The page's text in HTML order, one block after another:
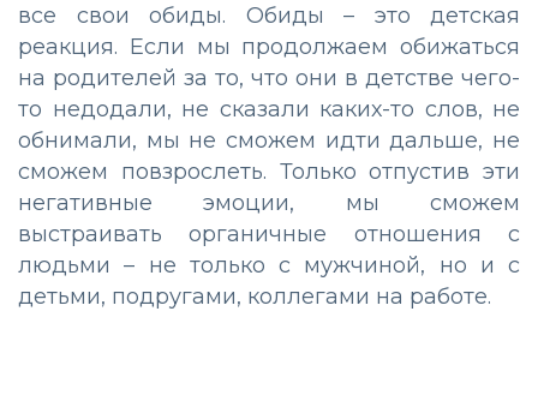
все свои обиды. Обиды – это детская
реакция. Если мы продолжаем обижаться
на родителей за то, что они в детстве чего-
то недодали, не сказали каких-то слов, не
обнимали, мы не сможем идти дальше, не
сможем повзрослеть. Только отпустив эти
негативные эмоции, мы сможем
выстраивать органичные отношения с
людьми – не только с мужчиной, но и с
детьми, подругами, коллегами на работе.